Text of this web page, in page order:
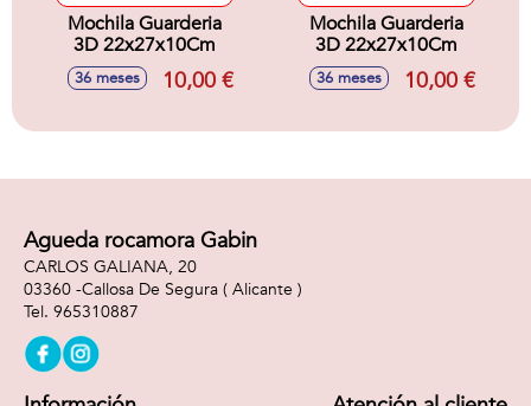
Mochila Guarderia
3D 22x27x10Cm
36 meses 10,00 €
Mochila Guarderia
3D 22x27x10Cm
36 meses 10,00 €
Agueda rocamora Gabin
CARLOS GALIANA, 20
03360 -Callosa De Segura ( Alicante )
965310887